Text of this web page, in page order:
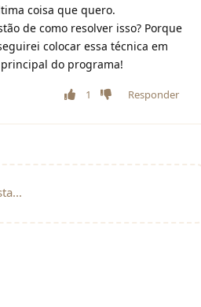
coisa que quero.
de como resolver isso? Porque
colocar essa técnica em
do programa!
1 Responder